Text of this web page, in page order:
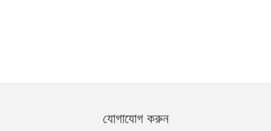
যোগাযোগ করুন